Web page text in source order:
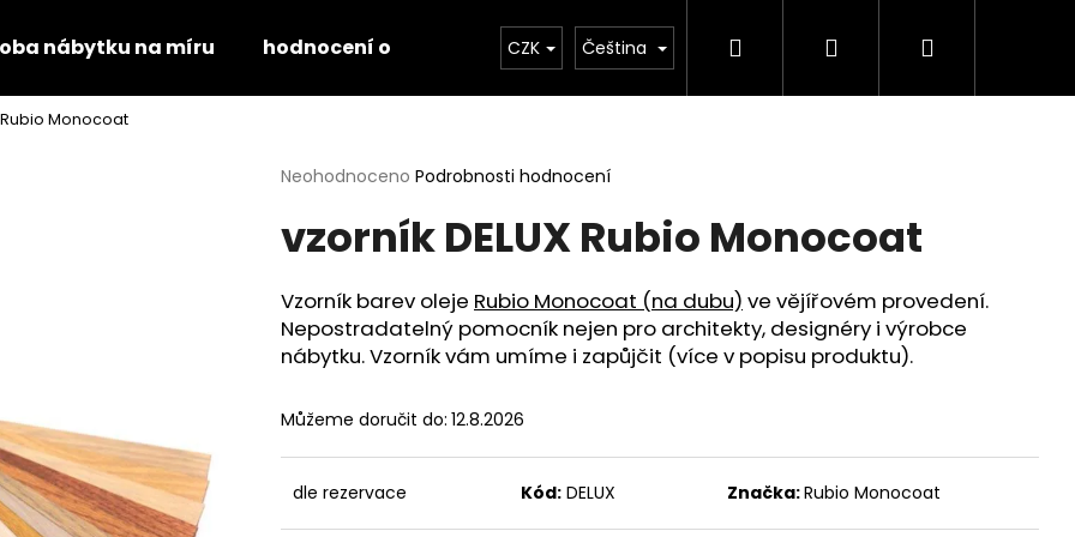
nábytku na míru hodnocení obchodu kontakt
CZK Čeština Hledat PřihlášeníNákupní
Rubio Monocoat
Průměrné
je
z
5
hvězdiček.
Neohodnoceno Podrobnosti hodnocení
vzorník DELUX Rubio Monocoat
Vzorník barev oleje Rubio Monocoat (na dubu) ve vějířovém provedení.
Nepostradatelný pomocník nejen pro architekty, designéry i výrobce
nábytku. Vzorník vám umíme i zapůjčit (více v popisu produktu).
Můžeme doručit do: 12.8.2026
dle rezervace Kód: DELUX Značka:Rubio Monocoat
Co potřebujete najít?
HLEDAT
DESKA HALIFAX PŘÍRODNÍ